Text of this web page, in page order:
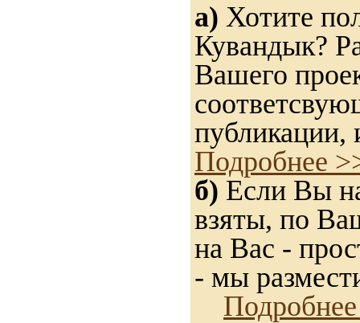
а) Хотите
Кувандык?
Вашего
публикации,
Подробнее
б) Если Вы
взяты, по
на Вас -
- мы